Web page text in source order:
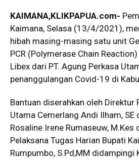
KAIMANA,KLIKPAPUA.com-
Kaimana, Selasa (13/4/2021),
hibah masing-masing satu unit
PCR (Polymerase Chain
Libex dari PT. Agung Perkasa
penanggulangan Covid-19 di
Bantuan diserahkan oleh Direktur
Utama Cemerlang Andi Ilham, SE
Rosaline Irene Rumaseuw, M.Kes
Pelaksana Tugas Harian Bupati
Rumpumbo, S.Pd,MM didampingi